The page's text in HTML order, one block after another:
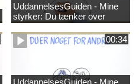
UddannelsesGuiden - Mine
styrker: Du tænker over
tingene
00:34